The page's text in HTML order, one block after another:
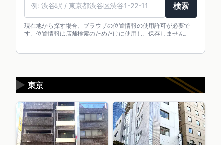
検索
現在地から探す場合、ブラウザの位置情報の使用許可が必要で
す。位置情報は店舗検索のためだけに使用し、保存しません。
東京
▶